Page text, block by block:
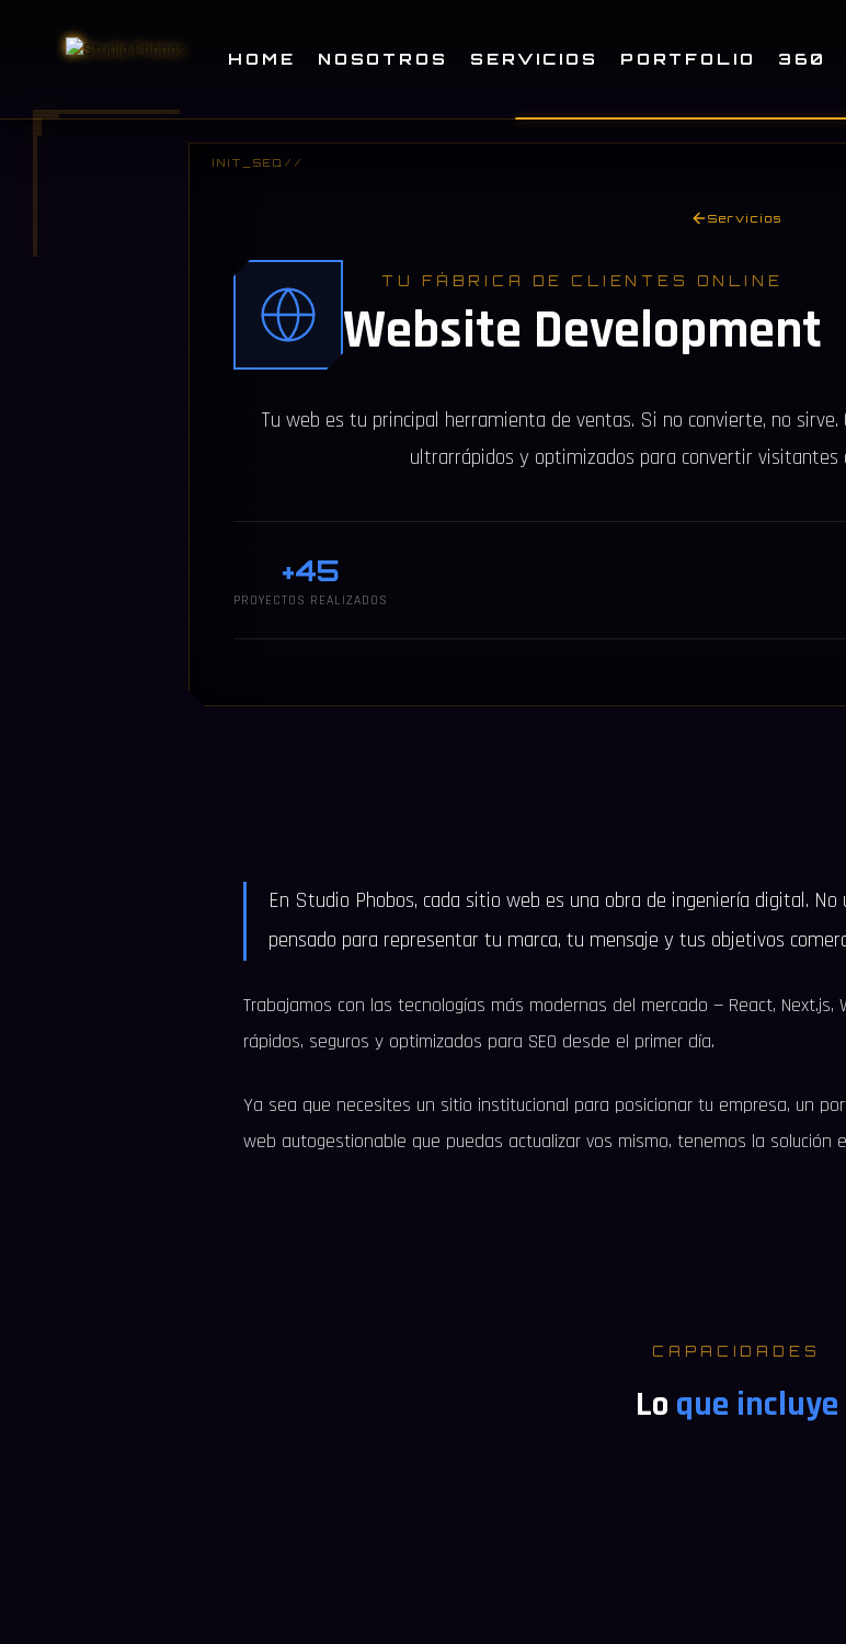
HOME NOSOTROS SERVICIOS PORTFOLIO 360
Servicios
TU FÁBRICA DE CLIENTES ONLINE
Website Development
Tu web es tu principal herramienta de ventas. Si no convierte, no
ultrarrápidos y optimizados para convertir visitantes
+45
PROYECTOS REALIZADOS
En Studio Phobos, cada sitio web es una obra de ingeniería digital.
pensado para representar tu marca, tu mensaje y tus objetivos
Trabajamos con las tecnologías más modernas del mercado — React,
rápidos, seguros y optimizados para SEO desde el primer día.
Ya sea que necesites un sitio institucional para posicionar tu empresa, un
web autogestionable que puedas actualizar vos mismo, tenemos la solución
CAPACIDADES
Lo que incluye